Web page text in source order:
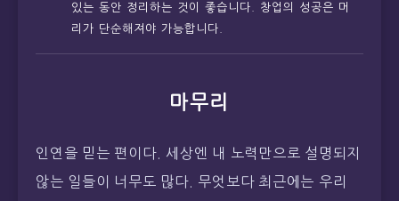
있는 동안 정리하는 것이 좋습니다. 창업의 성공은 머
리가 단순해져야 가능합니다.
마무리
인연을 믿는 편이다. 세상엔 내 노력만으로 설명되지
않는 일들이 너무도 많다. 무엇보다 최근에는 우리